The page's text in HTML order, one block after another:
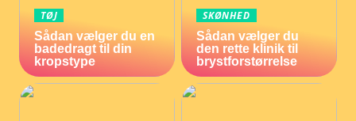
TØJ
Sådan vælger du en
badedragt til din
kropstype
SKØNHED
Sådan vælger du
den rette klinik til
brystforstørrelse